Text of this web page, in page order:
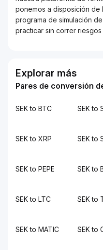
ponemos a disposición de
programa de simulación
practicar sin correr riesgos
Explorar más
Pares de conversión
SEK to BTC SEK to
SEK to XRP SEK to
SEK to PEPE SEK to
SEK to LTC SEK to
SEK to MATIC SEK to